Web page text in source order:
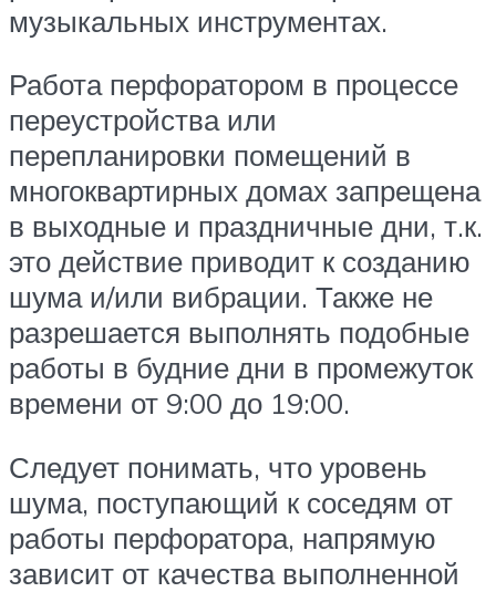
музыкальных инструментах.
Работа перфоратором в процессе
переустройства или
перепланировки помещений в
многоквартирных домах запрещена
в выходные и праздничные дни, т.к.
это действие приводит к созданию
шума и/или вибрации. Также не
разрешается выполнять подобные
работы в будние дни в промежуток
времени от 9:00 до 19:00.
Следует понимать, что уровень
шума, поступающий к соседям от
работы перфоратора, напрямую
зависит от качества выполненной